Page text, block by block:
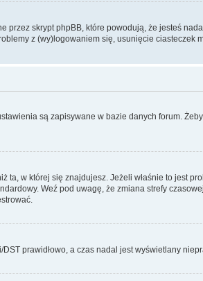
przez skrypt phpBB, które powodują, że jesteś
z (wy)logowaniem się, usunięcie ciasteczek
są zapisywane w bazie danych forum.
ta, w której się znajdujesz. Jeżeli właśnie to jest
Weź pod uwagę, że zmiana strefy
prawidłowo, a czas nadal jest wyświetlany